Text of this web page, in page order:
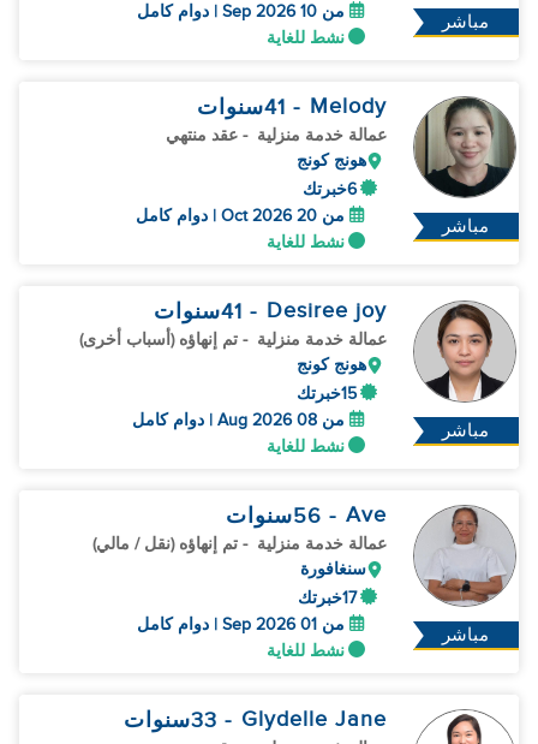
مباشر
من 10 Sep 2026 | دوام كامل
نشط للغاية
مباشر
Melody
- 41 سنوات
عمالة خدمة منزلية - عقد منتهي
هونج كونج
6خبرتك
من 20 Oct 2026 | دوام كامل
نشط للغاية
مباشر
Desiree joy
- 41 سنوات
عمالة خدمة منزلية - تم إنهاؤه (أسباب أخرى)
هونج كونج
15خبرتك
من 08 Aug 2026 | دوام كامل
نشط للغاية
مباشر
Ave
- 56 سنوات
عمالة خدمة منزلية - تم إنهاؤه (نقل / مالي)
سنغافورة
17خبرتك
من 01 Sep 2026 | دوام كامل
نشط للغاية
Glydelle Jane
- 33 سنوات